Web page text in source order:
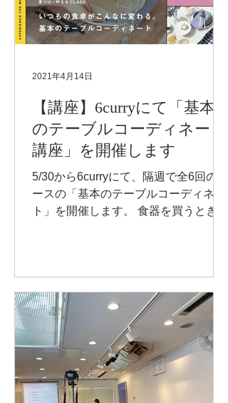
【講座】6curryにて「基本
のテーブルコーディネート
講座」を開催します
5/30から6curryにて、隔週で全6回のコ
ースの「基本のテーブルコーディネー
ト」を開催します。 食器を買うときは
理想の食卓を知り、それを実現するた
めの方法を学ぶこと...
2021年4月14日